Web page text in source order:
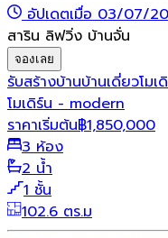
อัปเดตเมื่อ 03/07/
สาริน ลิฟวิ่ง บ้านจั่น
จองเลย
รับสร้างบ้านบ้านเดี่ยวโมเ
โมเดิร์น - modern
ราคาเริ่มต้น฿1,850,000
3 ห้อง
2 น้ำ
1 ชั้น
102.6 ตร.ม